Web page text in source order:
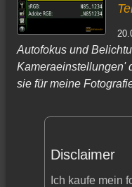
Autofokus und
Kameraeinstellungen'
sie für meine
Disclaimer
Ich kaufe mein